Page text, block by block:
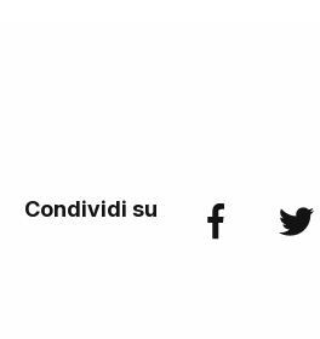
Condividi su